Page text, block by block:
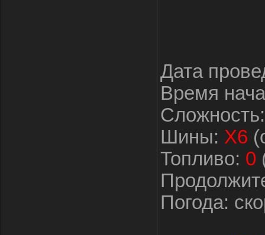
Дата
Время
Шины: Х6
Топливо: 0
Погода: